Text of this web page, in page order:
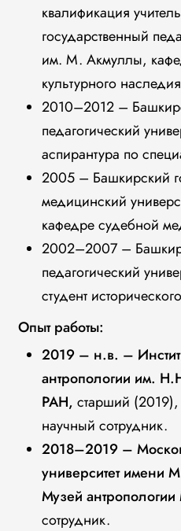
квалификация
государственный
им. М. Акмуллы,
культурного наследия
2010–2012 –
педагогический
аспирантура по
2005 – Башкирский
медицинский
кафедре судебной
2002–2007 –
педагогический
студент
Опыт работы:
2019 – н.в. –
антропологии им.
РАН, старший
научный сотрудник.
2018–2019 –
университет
Музей
сотрудник.